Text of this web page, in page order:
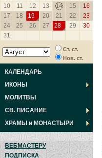
10
11 12 13 14 15
16
17
18 19 20 21 22
23
24
25 26 27 28 29
30
31
Ст. ст.
Нов. ст.
КАЛЕНДАРЬ
ИКОНЫ
МОЛИТВЫ
СВ. ПИСАНИЕ
ХРАМЫ и МОНАСТЫРИ
ВЕБМАСТЕРУ
ПОДПИСКА